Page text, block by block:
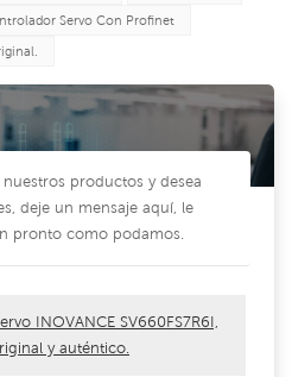
Servo Con Profinet
productos y desea
deje un mensaje aquí, le
pronto como podamos.
INOVANCE SV660FS7R6I,
y auténtico.